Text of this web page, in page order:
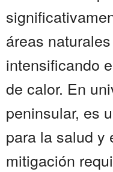
áreas
intensificando
de calor. En
peninsular, es
para la salud y
mitigación